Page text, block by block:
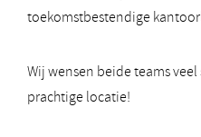
toekomstbestendige
Wij wensen beide teams
prachtige locatie!